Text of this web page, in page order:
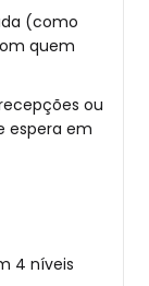
(como
quem
ou
espera em
4 níveis